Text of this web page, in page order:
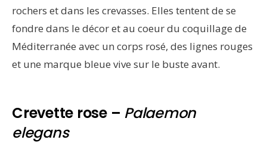
rochers et dans les crevasses. Elles tentent de se
fondre dans le décor et au coeur du coquillage de
Méditerranée avec un corps rosé, des lignes rouges
et une marque bleue vive sur le buste avant.
Crevette rose – Palaemon
elegans